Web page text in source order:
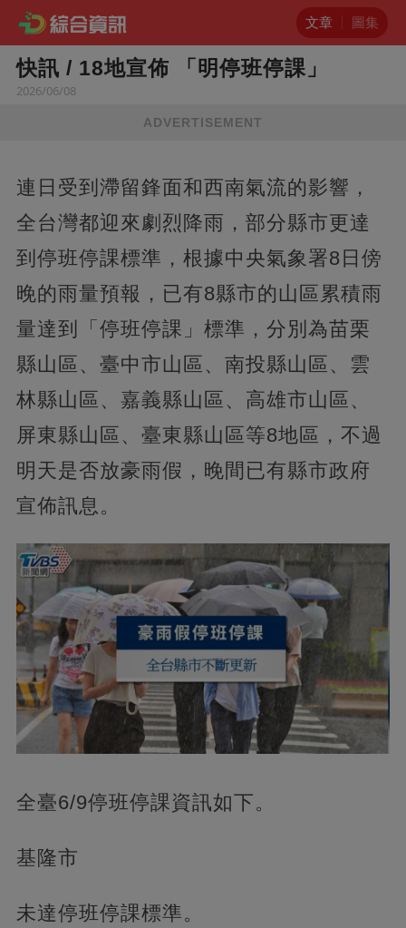
文章 圖集
快訊 / 18地宣佈 「明停班停課」
2026/06/08
ADVERTISEMENT
連日受到滯留鋒面和西南氣流的影響，
全台灣都迎來劇烈降雨，部分縣市更達
到停班停課標準，根據中央氣象署8日傍
晚的雨量預報，已有8縣市的山區累積雨
量達到「停班停課」標準，分別為苗栗
縣山區、臺中市山區、南投縣山區、雲
林縣山區、嘉義縣山區、高雄市山區、
屏東縣山區、臺東縣山區等8地區，不過
明天是否放豪雨假，晚間已有縣市政府
宣佈訊息。
全臺6/9停班停課資訊如下。
基隆市
未達停班停課標準。